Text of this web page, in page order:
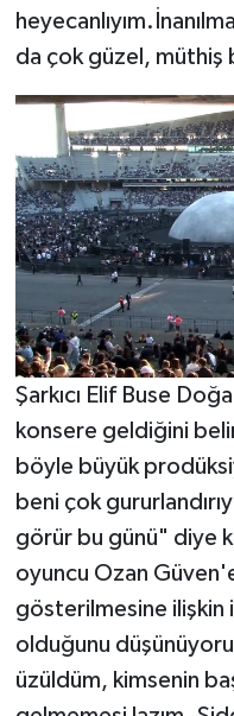
da çok güzel, müthiş
Şarkıcı Elif Buse
konsere geldiğini
böyle büyük
beni çok
görür bu günü" diye
oyuncu Ozan
gösterilmesine ilişkin
olduğunu
üzüldüm, kimsenin